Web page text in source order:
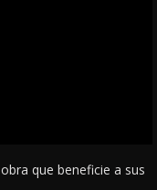
que beneficie a sus